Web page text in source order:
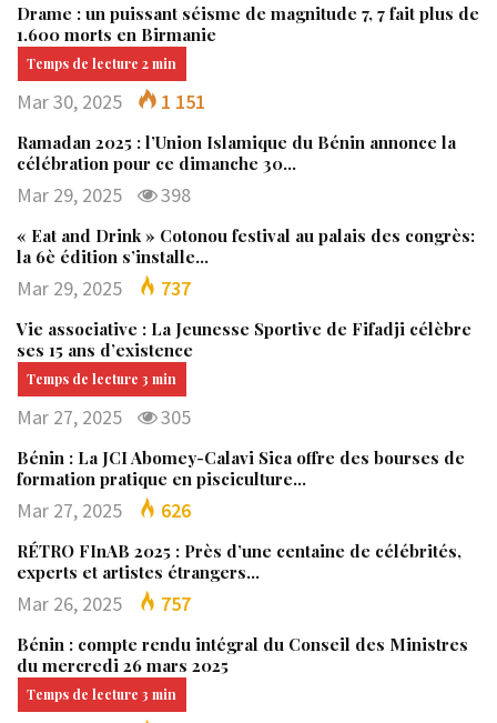
Drame : un puissant séisme de magnitude 7, 7 fait plus de
1.600 morts en Birmanie
Mar 30, 2025 1 151
Ramadan 2025 : l’Union Islamique du Bénin annonce la
célébration pour ce dimanche 30…
Mar 29, 2025 398
« Eat and Drink » Cotonou festival au palais des congrès:
la 6è édition s’installe…
Mar 29, 2025 737
Vie associative : La Jeunesse Sportive de Fifadji célèbre
ses 15 ans d’existence
Mar 27, 2025 305
Bénin : La JCI Abomey-Calavi Sica offre des bourses de
formation pratique en pisciculture…
Mar 27, 2025 626
RÉTRO FInAB 2025 : Près d’une centaine de célébrités,
experts et artistes étrangers…
Mar 26, 2025 757
Bénin : compte rendu intégral du Conseil des Ministres
du mercredi 26 mars 2025